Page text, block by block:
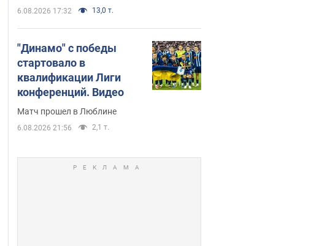
6.08.2026 17:32 13,0 т.
"Динамо" с победы
стартовало в
квалификации Лиги
конференций. Видео
Матч прошел в Люблине
6.08.2026 21:56 2,1 т.